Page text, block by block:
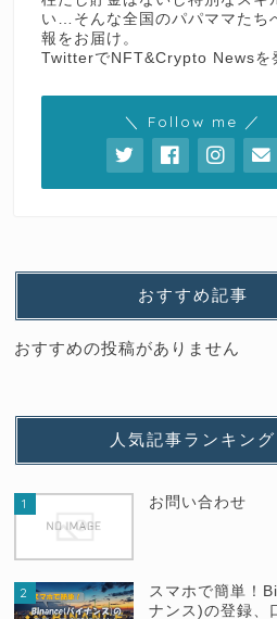
い…そんな全国のパパママたち
報をお届け。
TwitterでNFT&Crypto Newsを
＼ Follow me ／
おすすめ記事
おすすめの投稿がありません
人気記事ランキング
1 お問い合わせ
2
スマホで簡単！
ナンス)の登録、